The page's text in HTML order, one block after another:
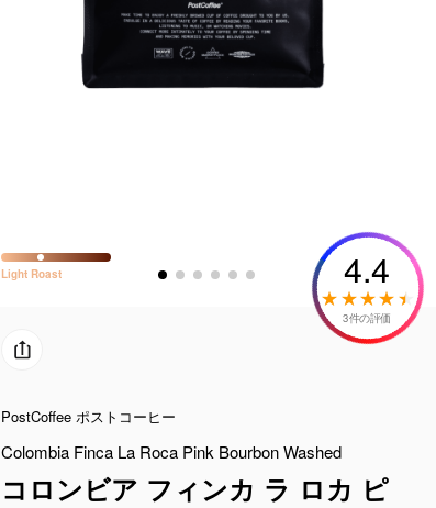
LightRoast 4.4
3件の評価
PostCoffee ポストコーヒー
Colombia Finca La Roca Pink Bourbon Washed
コロンビア フィンカ ラ ロカ ピ